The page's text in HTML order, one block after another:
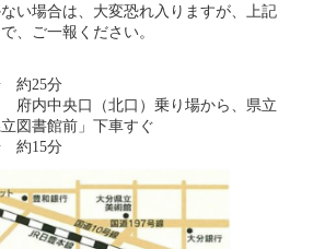
い場合は、大変恐れ入りますが、上記
、ご一報ください。
約25分
府内中央口（北口）乗り場から、県立
図書館前」下車すぐ
約15分